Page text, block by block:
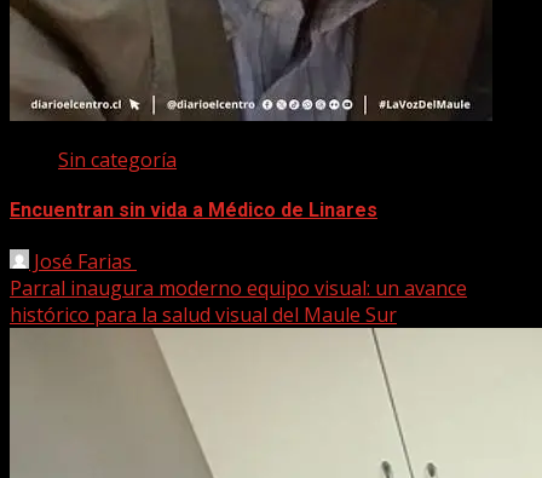
Sin categoría
Encuentran sin vida a Médico de Linares
José Farias
Parral inaugura moderno equipo visual: un avance
histórico para la salud visual del Maule Sur